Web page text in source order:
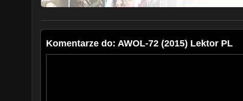
Komentarze do: AWOL-72 (2015) Lektor PL